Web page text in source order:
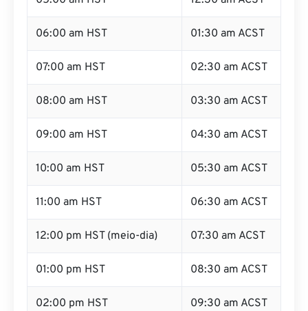
06:00 am HST 01:30 am ACST
07:00 am HST 02:30 am ACST
08:00 am HST 03:30 am ACST
09:00 am HST 04:30 am ACST
10:00 am HST 05:30 am ACST
11:00 am HST 06:30 am ACST
12:00 pm HST (meio-dia) 07:30 am ACST
01:00 pm HST 08:30 am ACST
02:00 pm HST 09:30 am ACST